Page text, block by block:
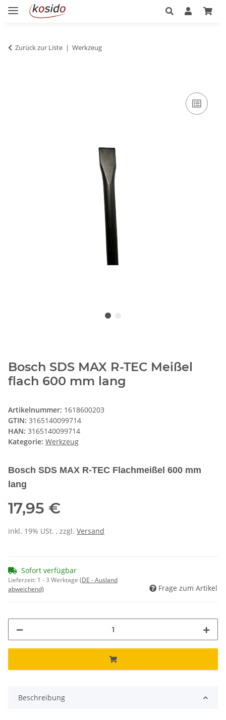
Zurück zur Liste Werkzeug
Bosch SDS MAX R-TEC Meißel
flach 600 mm lang
Artikelnummer: 1618600203
GTIN: 3165140099714
HAN: 3165140099714
Kategorie: Werkzeug
Bosch SDS MAX R-TEC Flachmeißel 600 mm
lang
17,95 €
inkl. 19% USt. , zzgl. Versand
Sofort verfügbar
Lieferzeit: 1 - 3 Werktage (DE - Ausland
abweichend)
Frage zum Artikel
Beschreibung